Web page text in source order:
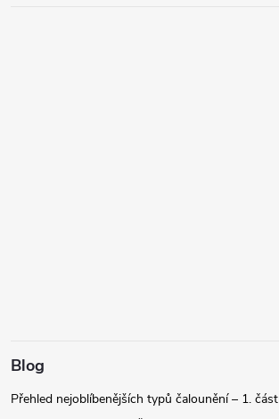
Blog
Přehled nejoblíbenějších typů čalounění – 1. část